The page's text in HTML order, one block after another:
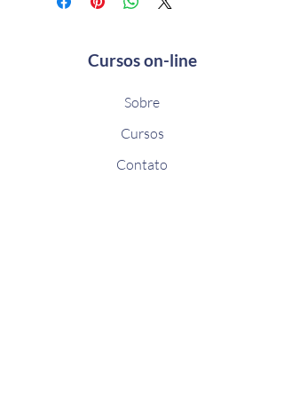
sobre seus métodos de frete,
frete é uma ótima maneira de
compras com segurança.
Cursos on-line
Sobre
Cursos
Contato